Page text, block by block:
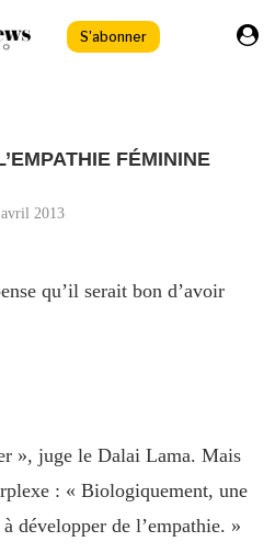
S'abonner
FÉMININE
2013
qu’il serait bon d’avoir
», juge le Dalai Lama. Mais
: « Biologiquement, une
développer de l’empathie. »